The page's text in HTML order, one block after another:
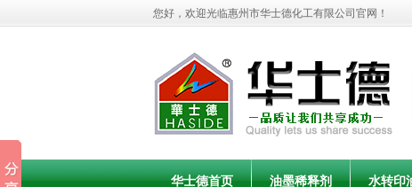
您好，欢迎光临惠州市华士德化工有限公司官网！
华士德首页 油墨稀释剂 水转印